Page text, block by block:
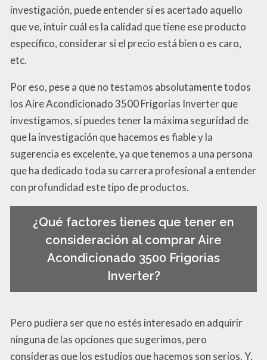
investigación, puede entender si es acertado aquello
que ve, intuir cuál es la calidad que tiene ese producto
específico, considerar si el precio está bien o es caro,
etc.
Por eso, pese a que no testamos absolutamente todos
los Aire Acondicionado 3500 Frigorias Inverter que
investigamos, sí puedes tener la máxima seguridad de
que la investigación que hacemos es fiable y la
sugerencia es excelente, ya que tenemos a una persona
que ha dedicado toda su carrera profesional a entender
con profundidad este tipo de productos.
¿Qué factores tienes que tener en
consideración al comprar Aire
Acondicionado 3500 Frigorias
Inverter?
Pero pudiera ser que no estés interesado en adquirir
ninguna de las opciones que sugerimos, pero
consideras que los estudios que hacemos son serios. Y,